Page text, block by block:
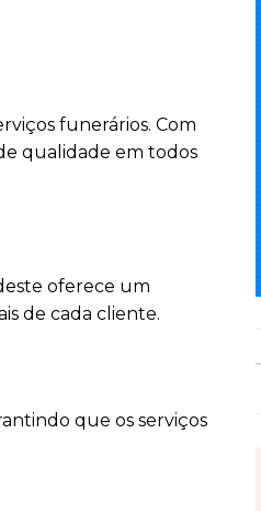
funerários. Com
qualidade em todos
oferece um
de cada cliente.
que os serviços